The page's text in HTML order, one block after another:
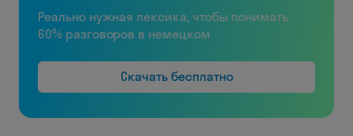
Реально нужная лексика, чтобы понимать
60% разговоров в немецком
Скачать бесплатно